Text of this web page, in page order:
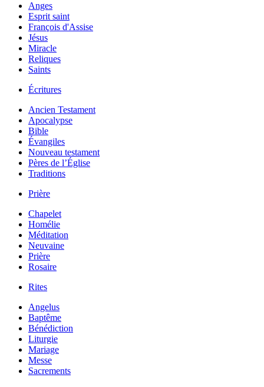
Anges
Esprit saint
François d'Assise
Jésus
Miracle
Reliques
Saints
Écritures
Ancien Testament
Apocalypse
Bible
Évangiles
Nouveau testament
Pères de l’Église
Traditions
Prière
Chapelet
Homélie
Méditation
Neuvaine
Prière
Rosaire
Rites
Angelus
Baptême
Bénédiction
Liturgie
Mariage
Messe
Sacrements